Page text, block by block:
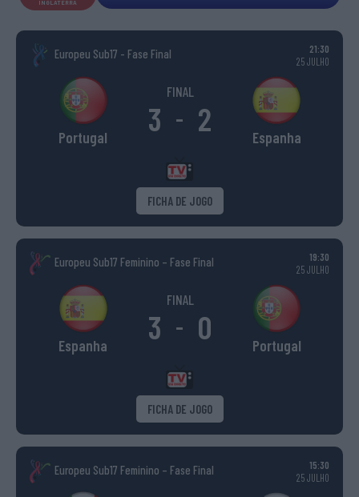
INGLATERRA
Europeu Sub17 - Fase Final
21:30
25 JULHO
Portugal
FINAL
3 - 2 Espanha
FICHA DE JOGO
Europeu Sub17 Feminino – Fase Final
19:30
25 JULHO
Espanha
FINAL
3 - 0 Portugal
FICHA DE JOGO
Europeu Sub17 Feminino – Fase Final
15:30
25 JULHO